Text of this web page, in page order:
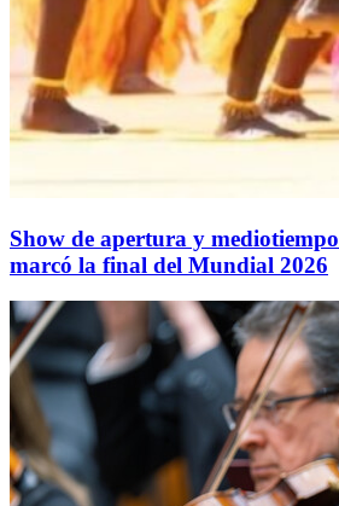
Show de apertura y
marcó la final del Mundial 2026